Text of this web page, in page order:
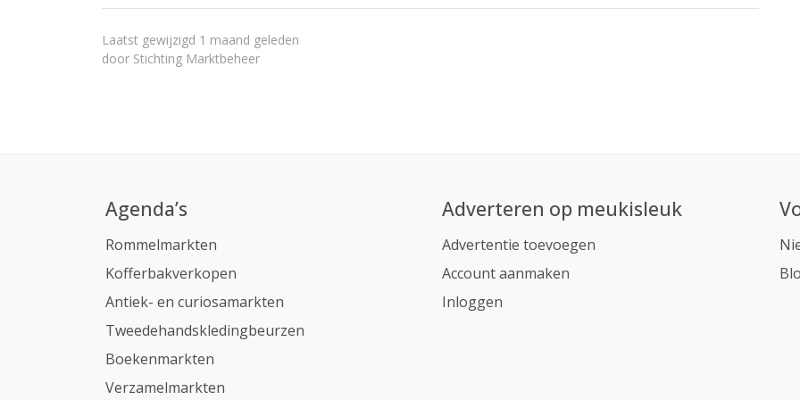
Laatst gewijzigd 1 maand geleden
door Stichting Marktbeheer
Agenda’s
Rommelmarkten
Kofferbakverkopen
Antiek- en curiosamarkten
Tweedehandskledingbeurzen
Boekenmarkten
Verzamelmarkten
Adverteren op meukisleuk
Advertentie toevoegen
Account aanmaken
Inloggen